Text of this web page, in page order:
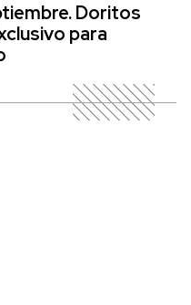
Doritos
para